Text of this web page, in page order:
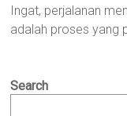
Ingat, perjalanan
adalah proses yang
Search